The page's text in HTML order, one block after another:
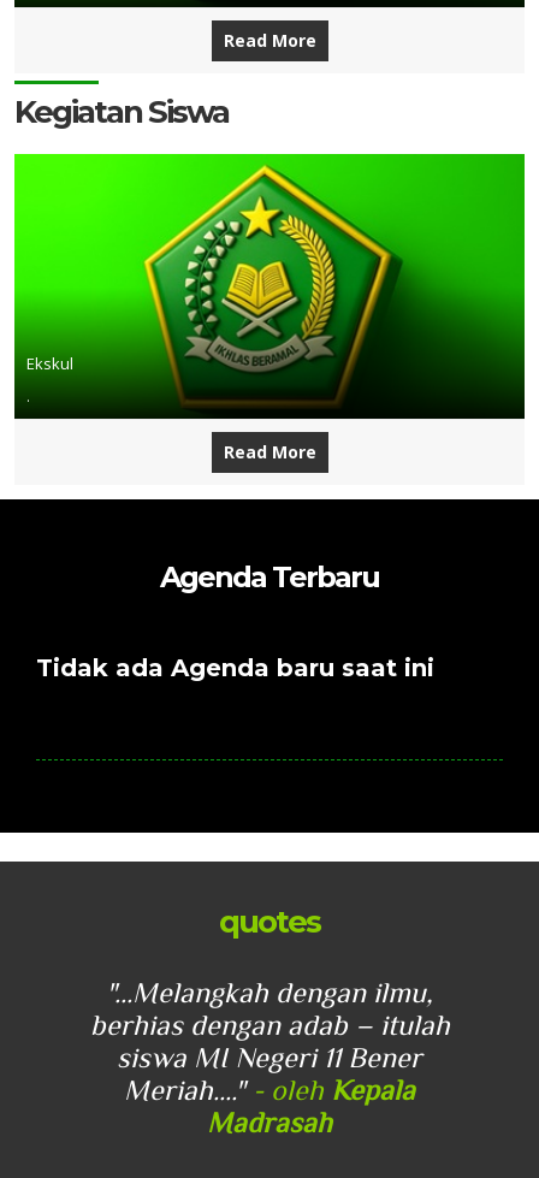
Read More
Kegiatan Siswa
Ekskul
.
Read More
Agenda Terbaru
Tidak ada Agenda baru saat ini
quotes
"...Melangkah dengan ilmu,
berhias dengan adab – itulah
siswa MI Negeri 11 Bener
Meriah...." - oleh Kepala
Madrasah